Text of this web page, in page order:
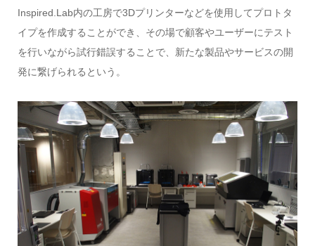
Inspired.Lab内の工房で3Dプリンターなどを使用してプロトタ
イプを作成することができ、その場で顧客やユーザーにテスト
を行いながら試行錯誤することで、新たな製品やサービスの開
発に繋げられるという。